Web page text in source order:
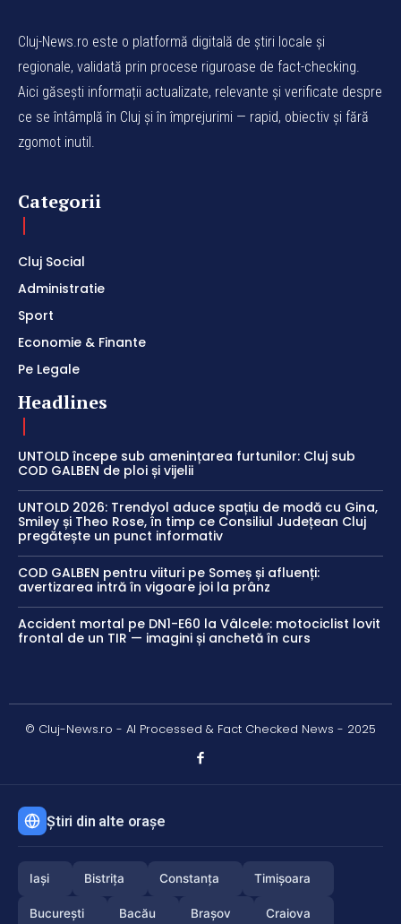
Cluj-News.ro este o platformă digitală de știri locale și
regionale, validată prin procese riguroase de fact-checking.
Aici găsești informații actualizate, relevante și verificate despre
ce se întâmplă în Cluj și în împrejurimi — rapid, obiectiv și fără
zgomot inutil.
Categorii
Cluj Social
Administratie
Sport
Economie & Finante
Pe Legale
Headlines
UNTOLD începe sub amenințarea furtunilor: Cluj sub
COD GALBEN de ploi și vijelii
UNTOLD 2026: Trendyol aduce spațiu de modă cu Gina,
Smiley și Theo Rose, în timp ce Consiliul Județean Cluj
pregătește un punct informativ
COD GALBEN pentru viituri pe Someș și afluenți:
avertizarea intră în vigoare joi la prânz
Accident mortal pe DN1-E60 la Vâlcele: motociclist lovit
frontal de un TIR — imagini și anchetă în curs
© Cluj-News.ro - AI Processed & Fact Checked News - 2025
Știri din alte orașe
Iași Bistrița Constanța Timișoara
București Bacău Brașov Craiova